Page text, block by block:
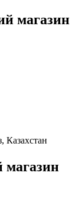
магазин
Казахстан
магазин